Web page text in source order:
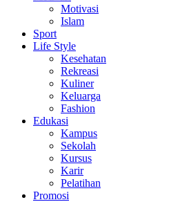
Motivasi
Islam
Sport
Life Style
Kesehatan
Rekreasi
Kuliner
Keluarga
Fashion
Edukasi
Kampus
Sekolah
Kursus
Karir
Pelatihan
Promosi